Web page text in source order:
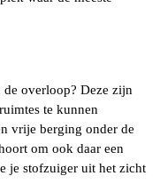
overloop? Deze zijn
te kunnen
vrije berging onder de
om ook daar een
je stofzuiger uit het zicht